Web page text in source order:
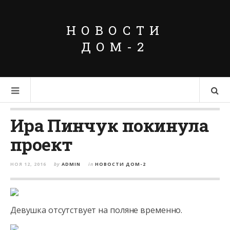
НОВОСТИ
ДОМ-2
Ира Пинчук покинула
проект
НОЯ 12, 2016 by ADMIN in НОВОСТИ ДОМ-2
Девушка отсутствует на поляне временно.